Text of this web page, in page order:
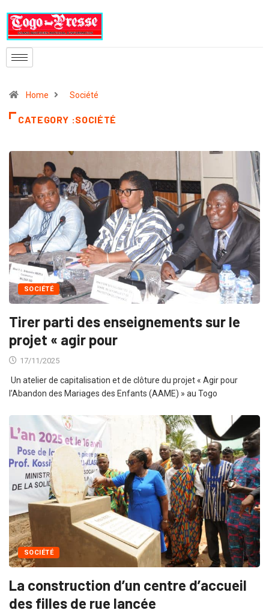
Home Société
CATEGORY :SOCIÉTÉ
SOCIÉTÉ
Tirer parti des enseignements sur le
projet « agir pour
17/11/2025
Un atelier de capitalisation et de clôture du projet « Agir pour
l’Abandon des Mariages des Enfants (AAME) » au Togo
SOCIÉTÉ
La construction d’un centre d’accueil
des filles de rue lancée